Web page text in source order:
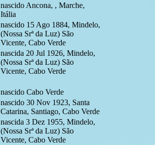
nascido Ancona, , Marche,
Itália
nascido 15 Ago 1884, Mindelo,
(Nossa Srª da Luz) São
Vicente, Cabo Verde
nascida 20 Jul 1926, Mindelo,
(Nossa Srª da Luz) São
Vicente, Cabo Verde
nascido Cabo Verde
nascido 30 Nov 1923, Santa
Catarina, Santiago, Cabo Verde
nascida 3 Dez 1955, Mindelo,
(Nossa Srª da Luz) São
Vicente, Cabo Verde